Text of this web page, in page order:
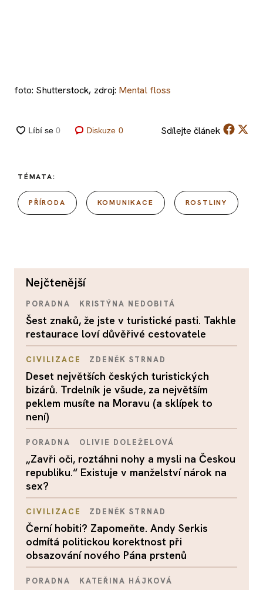
foto: Shutterstock, zdroj: Mental floss
Diskuze 0 Sdílejte článek
TÉMATA:
PŘÍRODA KOMUNIKACE ROSTLINY
nejčtenější
PORADNA KRISTÝNA NEDOBITÁ
Šest znaků, že jste v turistické pasti. Takhle
restaurace loví důvěřivé cestovatele
CIVILIZACE ZDENĚK STRNAD
Deset největších českých turistických
bizárů. Trdelník je všude, za největším
peklem musíte na Moravu (a sklípek to
není)
PORADNA OLIVIE DOLEŽELOVÁ
„Zavři oči, roztáhni nohy a mysli na Českou
republiku.“ Existuje v manželství nárok na
sex?
CIVILIZACE ZDENĚK STRNAD
Černí hobiti? Zapomeňte. Andy Serkis
odmítá politickou korektnost při
obsazování nového Pána prstenů
PORADNA KATEŘINA HÁJKOVÁ